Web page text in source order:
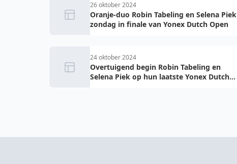
26 oktober 2024
Oranje-duo Robin Tabeling en Selena Piek
zondag in finale van Yonex Dutch Open
24 oktober 2024
Overtuigend begin Robin Tabeling en
Selena Piek op hun laatste Yonex Dutch